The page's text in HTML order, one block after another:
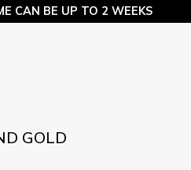
CAN BE UP TO 2 WEEKS
GOLD